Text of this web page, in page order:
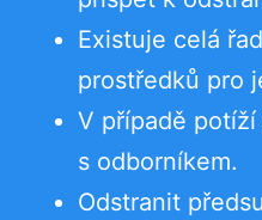
Existuje celá
prostředků pro
V případě
s odborníkem.
Odstranit